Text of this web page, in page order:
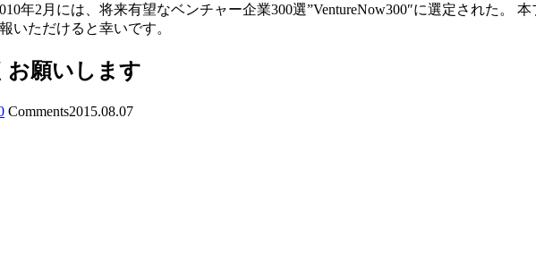
年2月には、将来有望なベンチャー企業300選”VentureNow300″に選定された。
いただけると幸いです。
お願いします
Comments2015.08.07